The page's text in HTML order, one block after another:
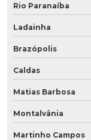
Rio Paranaíba
Ladainha
Brazópolis
Caldas
Matias Barbosa
Montalvânia
Martinho Campos